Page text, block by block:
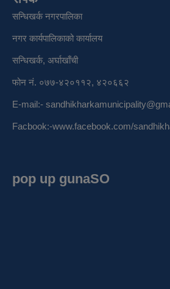
सन्धिखर्क नगरपालिका
नगर कार्यपालिकाको कार्यालय
सन्धिखर्क, अर्घाखाँची
फोन नं. ०७७-४२०११२, ४२०६६२
E-mail:-
Facbook:-www.facebook.com/
pop up gunaSO